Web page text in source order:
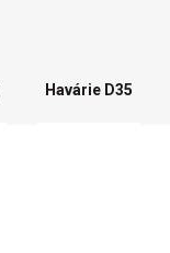
Havárie D35